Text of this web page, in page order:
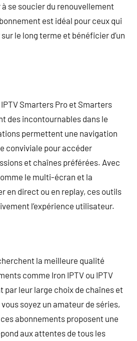
se soucier du renouvellement
est idéal pour ceux qui
le long terme et bénéficier d’un
Smarters Pro et Smarters
des incontournables dans le
permettent une navigation
conviviale pour accéder
et chaînes préférées. Avec
le multi-écran et la
en direct ou en replay, ces outils
l’expérience utilisateur.
la meilleure qualité
comme Iron IPTV ou IPTV
par leur large choix de chaînes et
soyez un amateur de séries,
abonnements proposent une
aux attentes de tous les